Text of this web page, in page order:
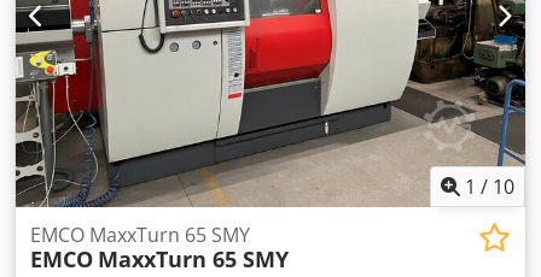
1 / 10
EMCO MaxxTurn 65 SMY
EMCO MaxxTurn 65 SMY